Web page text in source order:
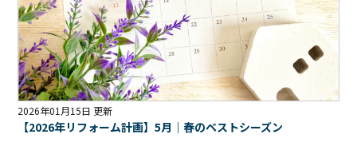
2026年01月15日 更新
【2026年リフォーム計画】5月｜春のベストシーズン